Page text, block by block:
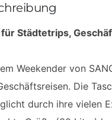
für Städtetrips,
Weekender von
Die
durch ihre vielen